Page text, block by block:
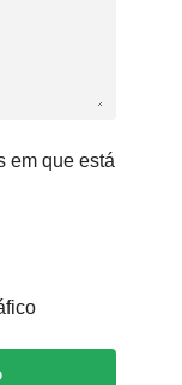
em que está